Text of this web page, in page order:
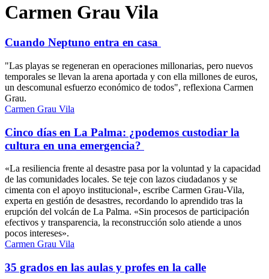
Carmen Grau Vila
Cuando Neptuno entra en casa
"Las playas se regeneran en operaciones millonarias, pero nuevos
temporales se llevan la arena aportada y con ella millones de euros,
un descomunal esfuerzo económico de todos", reflexiona Carmen
Grau.
Carmen Grau Vila
Cinco días en La Palma: ¿podemos custodiar la
cultura en una emergencia?
«La resiliencia frente al desastre pasa por la voluntad y la capacidad
de las comunidades locales. Se teje con lazos ciudadanos y se
cimenta con el apoyo institucional», escribe Carmen Grau-Vila,
experta en gestión de desastres, recordando lo aprendido tras la
erupción del volcán de La Palma. «Sin procesos de participación
efectivos y transparencia, la reconstrucción solo atiende a unos
pocos intereses».
Carmen Grau Vila
35 grados en las aulas y profes en la calle